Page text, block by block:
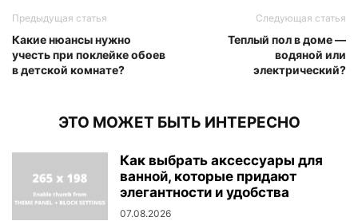
Предыдущая статья
Какие нюансы нужно
учесть при поклейке обоев
в детской комнате?
Следующая статья
Теплый пол в доме —
водяной или
электрический?
ЭТО МОЖЕТ БЫТЬ ИНТЕРЕСНО
Как выбрать аксессуары для
ванной, которые придают
элегантности и удобства
07.08.2026